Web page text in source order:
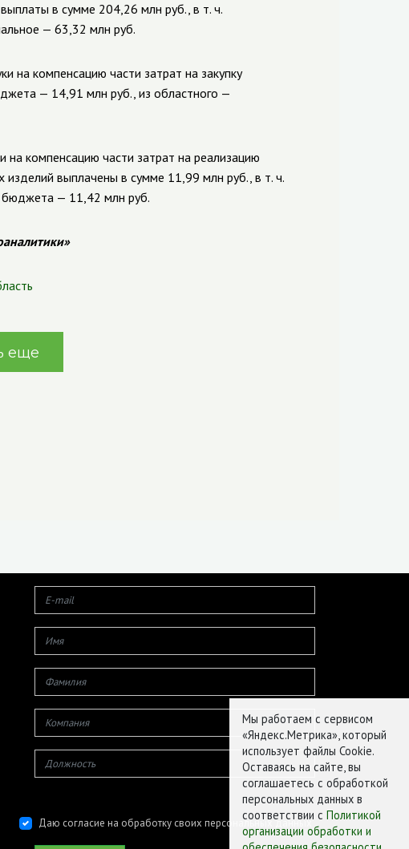
в сумме 204,26 млн руб., в т. ч.
— 63,32 млн руб.
на компенсацию части затрат на закупку
— 14,91 млн руб., из областного —
компенсацию части затрат на реализацию
выплачены в сумме 11,99 млн руб., в т. ч.
бюджета — 11,42 млн руб.
еще
Даю согласие на обработку своих персональных данных
Мы работаем с сервисом
«Яндекс.Метрика», который
использует файлы Cookie.
Оставаясь на сайте, вы
соглашаетесь с обработкой
персональных данных в
соответствии с Политикой
организации обработки и